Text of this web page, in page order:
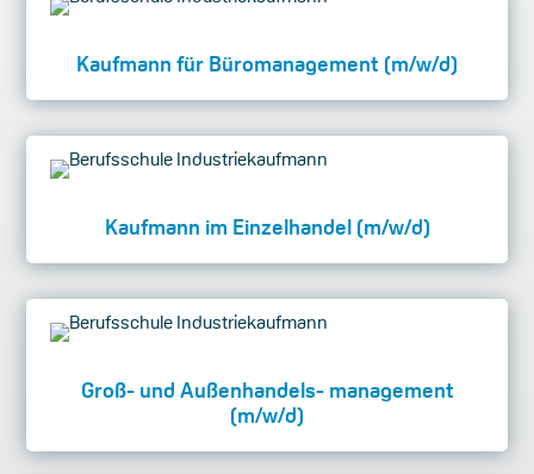
Kaufmann für Büromanagement (m/w/d)
Kaufmann im Einzelhandel (m/w/d)
Groß- und Außenhandels- management
(m/w/d)